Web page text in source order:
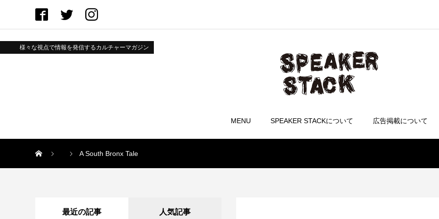
様々な視点で情報を発信するカルチャーマガジン
MENU SPEAKER STACKについて 広告掲載について
A South Bronx Tale
最近の記事 人気記事